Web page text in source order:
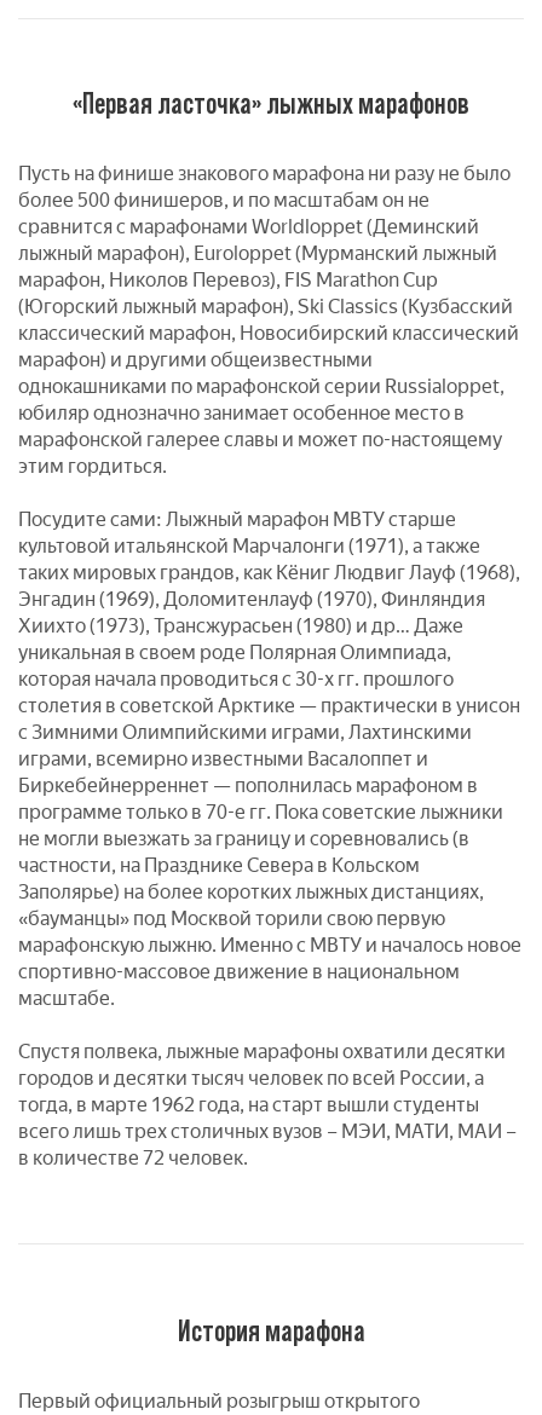
«Первая ласточка» лыжных марафонов
Пусть на финише знакового марафона ни разу не было
более 500 финишеров, и по масштабам он не
сравнится с марафонами Worldloppet (Деминский
лыжный марафон), Euroloppet (Мурманский лыжный
марафон, Николов Перевоз), FIS Marathon Cup
(Югорский лыжный марафон), Ski Classics (Кузбасский
классический марафон, Новосибирский классический
марафон) и другими общеизвестными
однокашниками по марафонской серии Russialoppet,
юбиляр однозначно занимает особенное место в
марафонской галерее славы и может по-настоящему
этим гордиться.
Посудите сами: Лыжный марафон МВТУ старше
культовой итальянской Марчалонги (1971), а также
таких мировых грандов, как Кёниг Людвиг Лауф (1968),
Энгадин (1969), Доломитенлауф (1970), Финляндия
Хиихто (1973), Трансжурасьен (1980) и др… Даже
уникальная в своем роде Полярная Олимпиада,
которая начала проводиться с 30-х гг. прошлого
столетия в советской Арктике — практически в унисон
с Зимними Олимпийскими играми, Лахтинскими
играми, всемирно известными Васалоппет и
Биркебейнерреннет — пополнилась марафоном в
программе только в 70-е гг. Пока советские лыжники
не могли выезжать за границу и соревновались (в
частности, на Празднике Севера в Кольском
Заполярье) на более коротких лыжных дистанциях,
«бауманцы» под Москвой торили свою первую
марафонскую лыжню. Именно с МВТУ и началось новое
спортивно-массовое движение в национальном
масштабе.
Спустя полвека, лыжные марафоны охватили десятки
городов и десятки тысяч человек по всей России, а
тогда, в марте 1962 года, на старт вышли студенты
всего лишь трех столичных вузов – МЭИ, МАТИ, МАИ –
в количестве 72 человек.
История марафона
Первый официальный розыгрыш открытого